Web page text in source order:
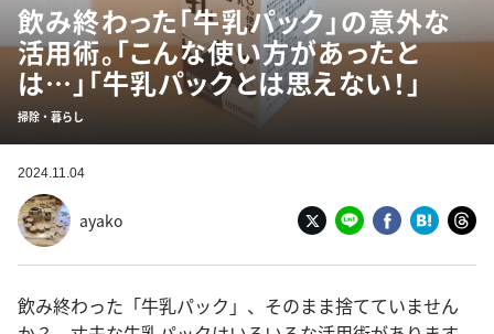
飲み終わった「牛乳パック」の意外な
活用術。「こんな使い方があったと
は…」「牛乳パックとは思えない！」
掃除・暮らし
2024.11.04
ayako
飲み終わった「牛乳パック」、そのまま捨てていません